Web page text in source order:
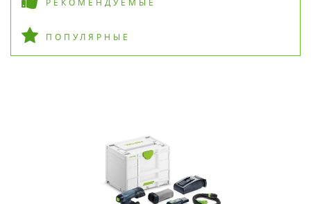
РЕКОМЕНДУЕМЫЕ
ПОПУЛЯРНЫЕ